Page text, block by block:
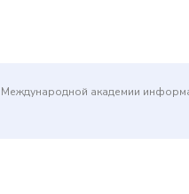
академии